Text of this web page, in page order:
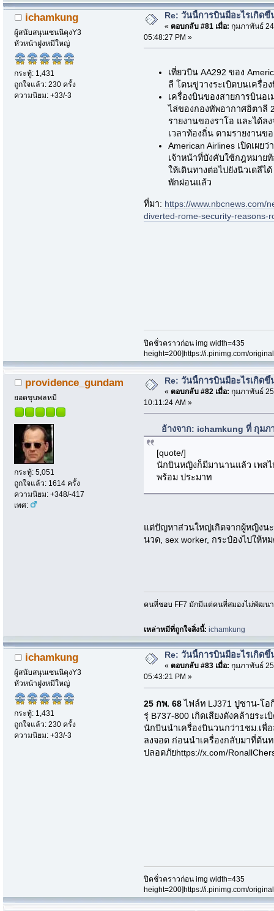
ichamkung
ผู้สนับสนุนเซนนิคุงY3
หัวหน้าฝูงหมีใหญ่
กระทู้: 1,431
ถูกใจแล้ว: 230 ครั้ง
ความนิยม: +33/-3
Re: วันนี้การบินมีอะไรเกิดขึ้
« ตอบกลับ #81 เมื่อ: กุมภาพันธ์
05:48:27 PM »
เที่ยวบิน AA292 ของ
ลี โดนขู่วางระเบิดบนเครื่อ
เครื่องบินของสายการบินอ
ไล่ของกองทัพอากาศอิตาลี
รายงานของราโอ และได้ล
เวลาท้องถิ่น ตามรายงานข
American Airlines เปิดเผ
เจ้าหน้าที่บังคับใช้กฎหมาย
ให้เดินทางต่อไปยังนิวเดลีไ
พักผ่อนแล้ว
ที่มา: https://www.nbcnews.com/
diverted-rome-security-reasons-
ปิดชั่วคราวก่อน img width=435
height=200]https://i.pinimg.com/
providence_gundam
ยอดขุนพลหมี
กระทู้: 5,051
ถูกใจแล้ว: 1614 ครั้ง
ความนิยม: +348/-417
เพศ:
Re: วันนี้การบินมีอะไรเกิดขึ้
« ตอบกลับ #82 เมื่อ: กุมภาพันธ์
10:11:24 AM »
อ้างจาก: ichamkung ที่ กุมภ
[quote/]
นักบินหญิงก็มีมานานแล้ว เพส
พร้อม ประมาท
แต่ปัญหาส่วนใหญ่เกิดจากผู้หญิงน
นวด, sex worker, กระป๋องไปให้ห
คนที่ชอบ FF7 มักมีแต่คนที่สมองไม่พัฒนา
เหล่าหมีที่ถูกใจสิ่งนี้:ichamkung
ichamkung
ผู้สนับสนุนเซนนิคุงY3
หัวหน้าฝูงหมีใหญ่
กระทู้: 1,431
ถูกใจแล้ว: 230 ครั้ง
ความนิยม: +33/-3
Re: วันนี้การบินมีอะไรเกิดขึ้
« ตอบกลับ #83 เมื่อ: กุมภาพันธ์
05:43:21 PM »
25 กพ. 68ไฟล์ท LJ371 ปูซาน-โอ
รุ่ B737-800 เกิดเสียงดังคล้ายระ
นักบินนำเครื่องบินวนกว่า1ชม.เพื่
ลงจอด ก่อนนำเครื่องกลับมาที่ต้นท
ปลอดภัยhttps://x.com/
ปิดชั่วคราวก่อน img width=435
height=200]https://i.pinimg.com/